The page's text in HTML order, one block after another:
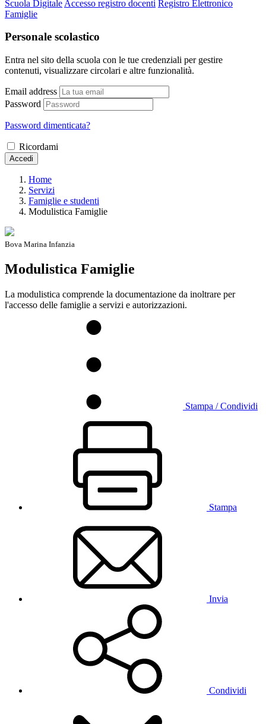
Scuola Digitale Accesso registro docenti Registro Elettronico
Famiglie
Personale scolastico
Entra nel sito della scuola con le tue credenziali per gestire
contenuti, visualizzare circolari e altre funzionalità.
Email address
Password
Password dimenticata?
Ricordami
Accedi
Home
Servizi
Famiglie e studenti
Modulistica Famiglie
Bova Marina Infanzia
Modulistica Famiglie
La modulistica comprende la documentazione da inoltrare per
l'accesso delle famiglie a servizi e autorizzazioni.
Stampa / Condividi
Stampa
Invia
Condividi